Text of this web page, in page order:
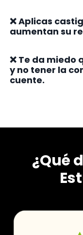
❌ Aplicas
aumentan su
❌ Te da miedo
y no tener la
cuente.
¿Qué